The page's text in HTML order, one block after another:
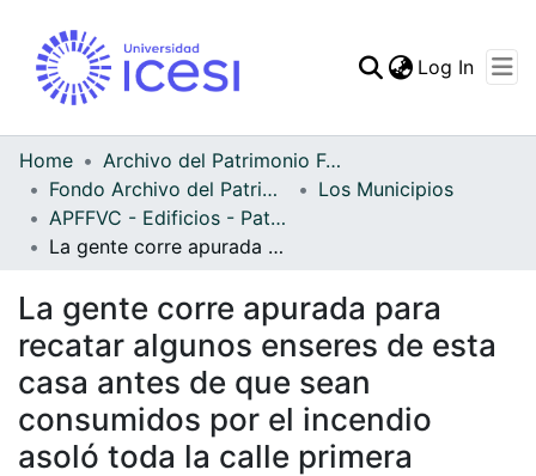
Statistics
Log In
Home
Archivo del Patrimonio Fotográfico y Fílmico del Valle del Cauca
Fondo Archivo del Patrimonio Fotográfico y Fílmico del Valle del Cauca
Los Municipios
APFFVC - Edificios - Patrimonial
La gente corre apurada para recatar algunos enseres de esta casa antes de que sean consumidos por el incendio asoló toda la calle primera
La gente corre apurada para
recatar algunos enseres de esta
casa antes de que sean
consumidos por el incendio
asoló toda la calle primera